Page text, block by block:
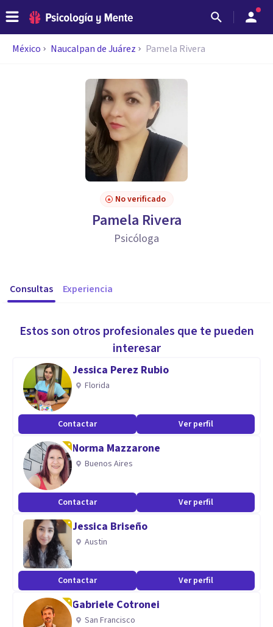
México Naucalpan de Juárez Pamela Rivera
No verificado
Pamela Rivera
Psicóloga
Consultas Experiencia
Estos son otros profesionales que te pueden
interesar
Jessica Perez Rubio
Florida
Contactar Ver perfil
Norma Mazzarone
Buenos Aires
Contactar Ver perfil
Jessica Briseño
Austin
Contactar Ver perfil
Gabriele Cotronei
San Francisco